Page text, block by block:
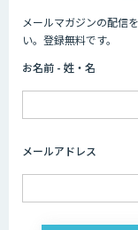
メールマガジンの配信
い。登録無料です。
お名前 - 姓・名
メールアドレス